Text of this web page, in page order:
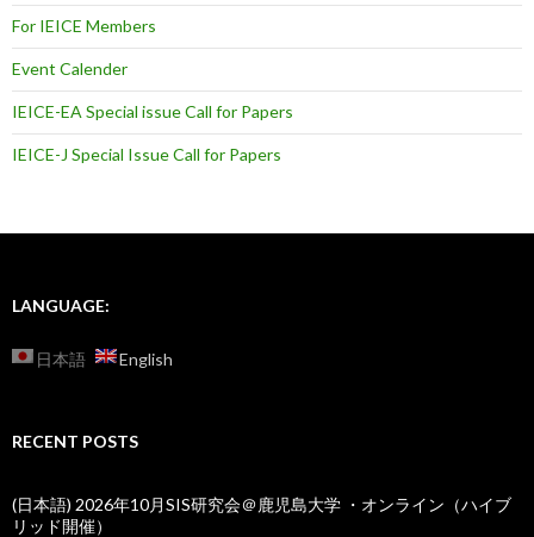
For IEICE Members
Event Calender
IEICE-EA Special issue Call for Papers
IEICE-J Special Issue Call for Papers
LANGUAGE:
日本語 English
RECENT POSTS
(日本語) 2026年10月SIS研究会＠鹿児島大学 ・オンライン（ハイブ
リッド開催）